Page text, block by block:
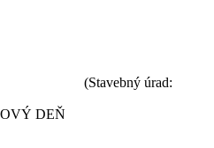
(Stavebný úrad:
DEŇ